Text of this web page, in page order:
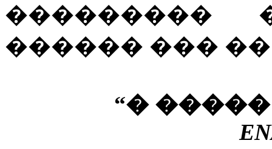
���������
������ ���
“�